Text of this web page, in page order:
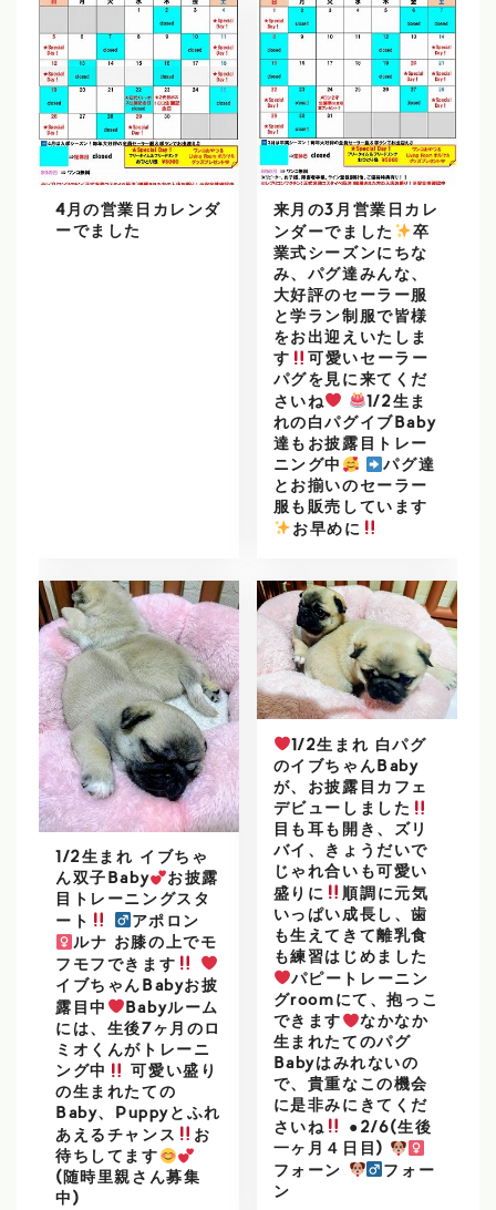
4月の営業日カレンダ
ーでました
来月の3月営業日カレ
ンダーでました
️卒
業式シーズンにちな
み、パグ達みんな、
大好評のセーラー服
と学ラン制服で皆様
をお出迎えいたしま
す
可愛いセーラー
パグを見に来てくだ
さいね
1/2生ま
れの白パグイブBaby
達もお披露目トレー
ニング中
パグ達
とお揃いのセーラー
服も販売しています
お早めに
1/2生まれ イブちゃ
ん双子Baby
お披露
目トレーニングスタ
ート
アポロン
ルナ お膝の上でモ
フモフできます
イブちゃんBabyお披
露目中
Babyルーム
には、生後7ヶ月のロ
ミオくんがトレーニ
ング中
可愛い盛り
の生まれたての
Baby、Puppyとふれ
あえるチャンス
お
待ちしてます
(随時里親さん募集
中)
1/2生まれ 白パグ
のイブちゃんBaby
が、お披露目カフェ
デビューしました
目も耳も開き、ズリ
バイ、きょうだいで
じゃれ合いも可愛い
盛りに
順調に元気
いっぱい成長し、歯
も生えてきて離乳食
も練習はじめました
パピートレーニン
グroomにて、抱っこ
できます
なかなか
生まれたてのパグ
Babyはみれないの
で、貴重なこの機会
に是非みにきてくだ
さいね
●2/6(生後
一ヶ月４日目)
フォーン
フォー
ン